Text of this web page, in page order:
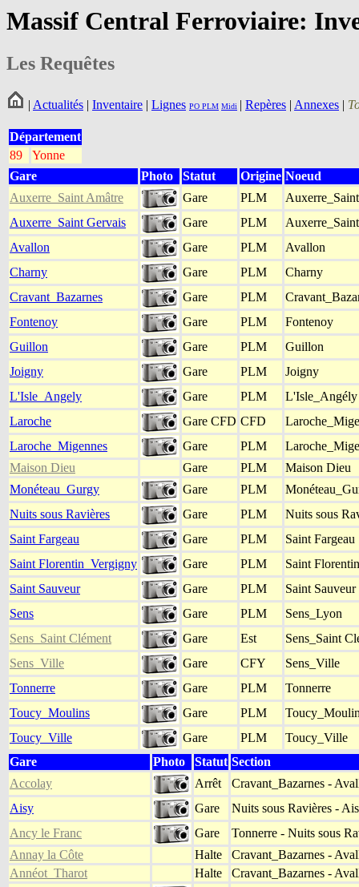
Massif Central Ferroviaire:
Les Requêtes
| Actualités | Inventaire | Lignes PO PLM Midi | Repères | Annexes |
Département
89
Yonne
Gare
Photo Statut Origine Noeud
Auxerre_Saint Amâtre
Gare PLM
Auxerre_Saint Gervais
Gare PLM
Avallon
Gare PLM
Avallon
Charny
Gare PLM
Charny
Cravant_Bazarnes
Gare PLM
Fontenoy
Gare PLM
Fontenoy
Guillon
Gare PLM
Guillon
Joigny
Gare PLM
Joigny
L'Isle_Angely
Gare PLM
L'Isle_Angély
Laroche
Gare CFD CFD
Laroche_Migennes
Gare PLM
Maison Dieu
Gare PLM
Maison Dieu
Monéteau_Gurgy
Gare PLM
Nuits sous Ravières
Gare PLM
Nuits sous
Saint Fargeau
Gare PLM
Saint Fargeau
Saint Florentin_Vergigny
Gare PLM
Saint
Saint Sauveur
Gare PLM
Saint
Sens
Gare PLM
Sens_Lyon
Sens_Saint Clément
Gare Est
Sens_Saint
Sens_Ville
Gare CFY
Sens_Ville
Tonnerre
Gare PLM
Tonnerre
Toucy_Moulins
Gare PLM
Toucy_Ville
Gare PLM
Toucy_Ville
Gare
Photo Statut Section
Accolay
Arrêt
Cravant_Bazarnes -
Aisy
Gare
Nuits sous Ravières -
Ancy le Franc
Gare
Tonnerre - Nuits sous
Annay la Côte
Halte
Cravant_Bazarnes -
Annéot_Tharot
Halte
Cravant_Bazarnes -